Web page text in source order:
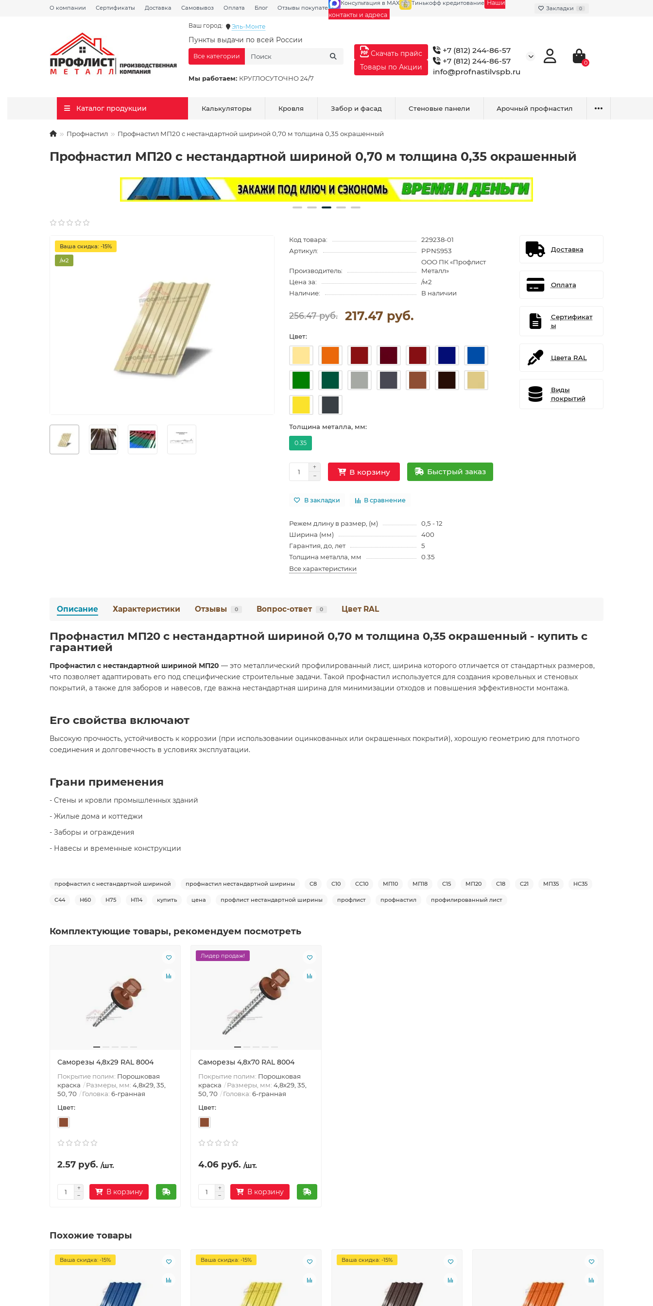
О компании Сертификаты Доставка Самовывоз Оплата Блог Отзывы покупателей Галерея
Консультация в MAX Тинькофф кредитование Наши
контакты и адреса
Закладки 0
Ваш город: Эль-Монте
Пункты выдачи по всей России
Мы работаем: КРУГЛОСУТОЧНО 24/7
Все категории
Скачать прайс
Товары по Акции
+7 (812) 244-86-57
+7 (812) 244-86-57
info@profnastilvspb.ru
0
Каталог продукции Калькуляторы Кровля Забор и фасад Стеновые панели Арочный профнастил
Профнастил Профнастил МП20 с нестандартной шириной 0,70 м толщина 0,35 окрашенный
Профнастил МП20 с нестандартной шириной 0,70 м толщина 0,35 окрашенный
Ваша скидка: -15%
/м2
Код товара:
229238-01
Артикул:
PPNS953
Производитель:
ООО ПК «Профлист
Металл»
Цена за:
/м2
Наличие:
В наличии
256.47 руб. 217.47 руб.
Цвет:
Толщина металла, мм:
0.35
В корзину Быстрый заказ
В закладки В сравнение
Режем длину в размер, (м)
0,5 - 12
Ширина (мм)
400
Гарантия, до, лет
5
Толщина металла, мм
0.35
Все характеристики
Доставка
Оплата
Сертификат
ы
Цвета RAL
Виды
покрытий
Описание Характеристики Отзывы 0 Вопрос-ответ 0 Цвет RAL
Профнастил МП20 с нестандартной шириной 0,70 м толщина 0,35 окрашенный - купить с
гарантией
Профнастил с нестандартной шириной МП20 — это металлический профилированный лист, ширина которого отличается от стандартных размеров,
что позволяет адаптировать его под специфические строительные задачи. Такой профнастил используется для создания кровельных и стеновых
покрытий, а также для заборов и навесов, где важна нестандартная ширина для минимизации отходов и повышения эффективности монтажа.
Его свойства включают
Высокую прочность, устойчивость к коррозии (при использовании оцинкованных или окрашенных покрытий), хорошую геометрию для плотного
соединения и долговечность в условиях эксплуатации.
Грани применения
- Стены и кровли промышленных зданий
- Жилые дома и коттеджи
- Заборы и ограждения
- Навесы и временные конструкции
профнастил с нестандартной шириной профнастил нестандартной ширины С8 С10 СС10 МП10 МП18 С15 МП20 С18 С21 МП35 НС35
С44 Н60 Н75 Н114 купить цена профлист нестандартной ширины профлист профнастил профилированный лист
Комплектующие товары, рекомендуем посмотреть
Саморезы 4,8х29 RAL 8004
Покрытие полим: Порошковая
краска
Размеры, мм: 4,8х29, 35,
50, 70
Головка: 6-гранная
Цвет:
2.57 руб. /шт.
В корзину
Лидер продаж!
Саморезы 4,8х70 RAL 8004
Покрытие полим: Порошковая
краска
Размеры, мм: 4,8х29, 35,
50, 70
Головка: 6-гранная
Цвет:
4.06 руб. /шт.
В корзину
Похожие товары
Ваша скидка: -15% Ваша скидка: -15% Ваша скидка: -15%